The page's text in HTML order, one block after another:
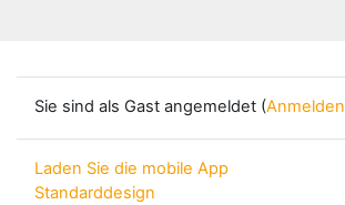
Sie sind als Gast angemeldet (Anmelden
Laden Sie die mobile App
Standarddesign